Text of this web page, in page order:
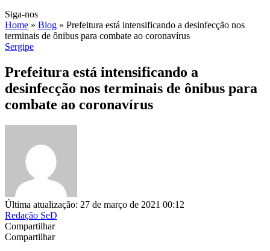
Siga-nos
Home » Blog » Prefeitura está intensificando a desinfecção nos
terminais de ônibus para combate ao coronavírus
Sergipe
Prefeitura está intensificando a
desinfecção nos terminais de ônibus para
combate ao coronavírus
Última atualização: 27 de março de 2021 00:12
Redação SeD
Compartilhar
Compartilhar